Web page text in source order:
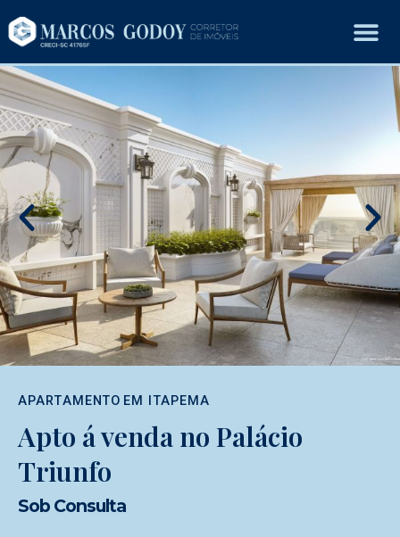
APARTAMENTO EM ITAPEMA
Apto á venda no Palácio
Triunfo
Sob Consulta